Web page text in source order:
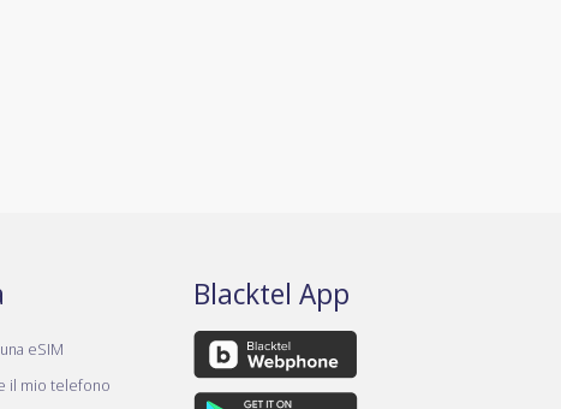
eSIM
il mio telefono
Blacktel App